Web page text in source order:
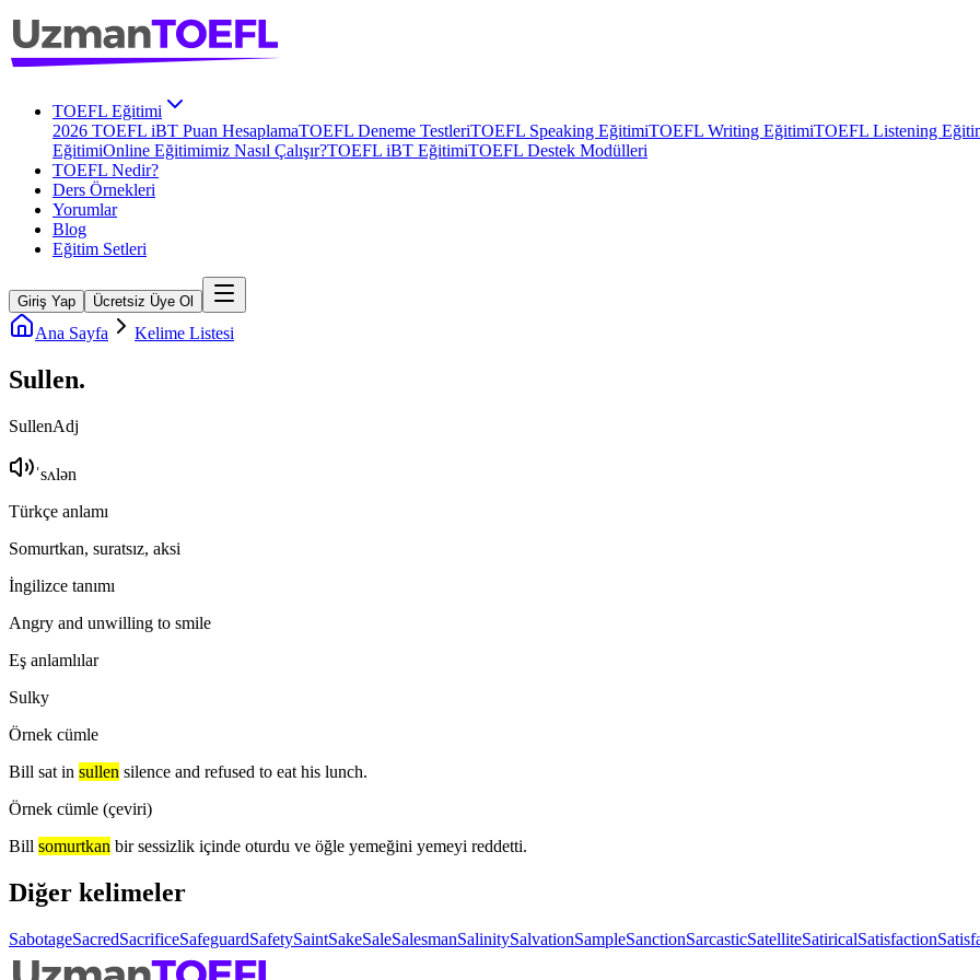
TOEFL Eğitimi
2026 TOEFL iBT Puan HesaplamaTOEFL Deneme TestleriTOEFL Speaking EğitimiTOEFL Writing EğitimiTOEFL Listening
EğitimiOnline Eğitimimiz Nasıl Çalışır?TOEFL iBT EğitimiTOEFL Destek Modülleri
TOEFL Nedir?
Ders Örnekleri
Yorumlar
Blog
Eğitim Setleri
Giriş Yap Ücretsiz Üye Ol
Ana Sayfa Kelime Listesi
Sullen.
SullenAdj
ˈsʌlən
Türkçe anlamı
Somurtkan, suratsız, aksi
İngilizce tanımı
Angry and unwilling to smile
Eş anlamlılar
Sulky
Örnek cümle
Bill sat in sullen silence and refused to eat his lunch.
Örnek cümle (çeviri)
Bill somurtkan bir sessizlik içinde oturdu ve öğle yemeğini yemeyi reddetti.
Diğer kelimeler
SabotageSacredSacrificeSafeguardSafetySaintSakeSaleSalesmanSalinitySalvationSampleSanctionSarcasticSatelliteSatiricalSatisfaction